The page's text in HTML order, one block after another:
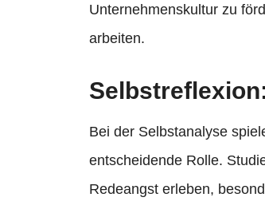
Unternehmenskultur zu
arbeiten.
Bei der Selbstanalyse
entscheidende Rolle.
Redeangst erleben,